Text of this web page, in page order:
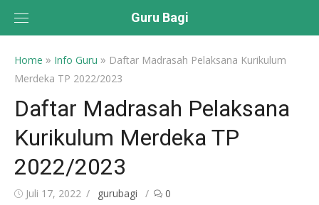
Guru Bagi
Home » Info Guru » Daftar Madrasah Pelaksana Kurikulum
Merdeka TP 2022/2023
Daftar Madrasah Pelaksana
Kurikulum Merdeka TP
2022/2023
Posted
Juli 17, 2022 Author
gurubagi 0